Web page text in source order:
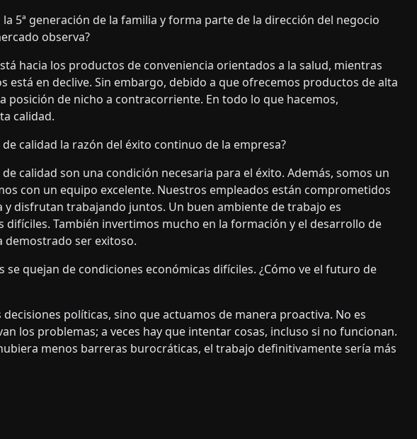
5ª generación de la familia y forma parte de la dirección del negocio
observa?
hacia los productos de conveniencia orientados a la salud, mientras
está en declive. Sin embargo, debido a que ofrecemos productos de alta
posición de nicho a contracorriente. En todo lo que hacemos,
calidad.
de calidad la razón del éxito continuo de la empresa?
calidad son una condición necesaria para el éxito. Además, somos un
con un equipo excelente. Nuestros empleados están comprometidos
y disfrutan trabajando juntos. Un buen ambiente de trabajo es
También invertimos mucho en la formación y el desarrollo de
demostrado ser exitoso.
se quejan de condiciones económicas difíciles. ¿Cómo ve el futuro de
decisiones políticas, sino que actuamos de manera proactiva. No es
los problemas; a veces hay que intentar cosas, incluso si no funcionan.
menos barreras burocráticas, el trabajo definitivamente sería más